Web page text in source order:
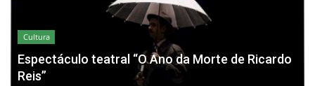
Cultura
Espectáculo teatral “O Ano da Morte de Ricardo
Reis”